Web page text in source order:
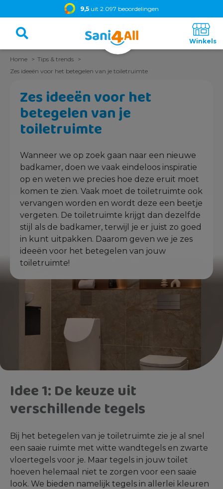
9,5 uit 2.097 beoordelingen
Home
Tips & trends
Zes ideeën voor het betegelen van je toiletruimte
Zes ideeën voor het
betegelen van je
toiletruimte
Wanneer we op zoek gaan naar een nieuwe
badkamer, doen we vaak eindeloos inspiratie
op en weten we precies hoe deze eruit moet
komen te zien. Vaak moet de toiletruimte ook
vervangen worden en wordt deze een beetje
vergeten. De toiletruimte krijgt dan dezelfde
stijl als de badkamer, terwijl je er juist zo goed
in kunt uitpakken. Daarom geven we je zes
ideeën voor het betegelen van jouw
toiletruimte!
Idee 1: De keuze uit
verschillende tegels
Bij het betegelen van je toiletruimte zie je al snel
een saaie ruimte met witte wandtegels en zwarte
vloertegels voor je. Maar tegels in jouw toilet
hoeven helemaal niet te zorgen voor een saaie
look. We bieden namelijk tegels in allerlei kleuren